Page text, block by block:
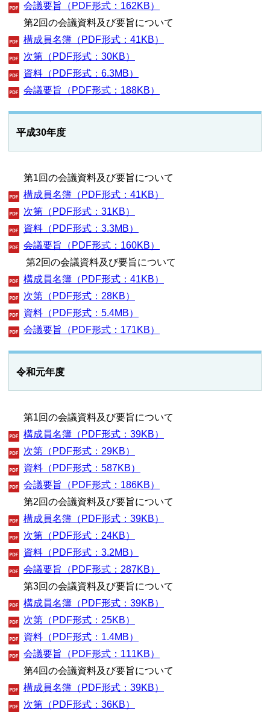
会議要旨（PDF形式：162KB）
第2回の会議資料及び要旨について
構成員名簿（PDF形式：41KB）
次第（PDF形式：30KB）
資料（PDF形式：6.3MB）
会議要旨（PDF形式：188KB）
平成30年度
第1回の会議資料及び要旨について
構成員名簿（PDF形式：41KB）
次第（PDF形式：31KB）
資料（PDF形式：3.3MB）
会議要旨（PDF形式：160KB）
第2回の会議資料及び要旨について
構成員名簿（PDF形式：41KB）
次第（PDF形式：28KB）
資料（PDF形式：5.4MB）
会議要旨（PDF形式：171KB）
令和元年度
第1回の会議資料及び要旨について
構成員名簿（PDF形式：39KB）
次第（PDF形式：29KB）
資料（PDF形式：587KB）
会議要旨（PDF形式：186KB）
第2回の会議資料及び要旨について
構成員名簿（PDF形式：39KB）
次第（PDF形式：24KB）
資料（PDF形式：3.2MB）
会議要旨（PDF形式：287KB）
第3回の会議資料及び要旨について
構成員名簿（PDF形式：39KB）
次第（PDF形式：25KB）
資料（PDF形式：1.4MB）
会議要旨（PDF形式：111KB）
第4回の会議資料及び要旨について
構成員名簿（PDF形式：39KB）
次第（PDF形式：36KB）